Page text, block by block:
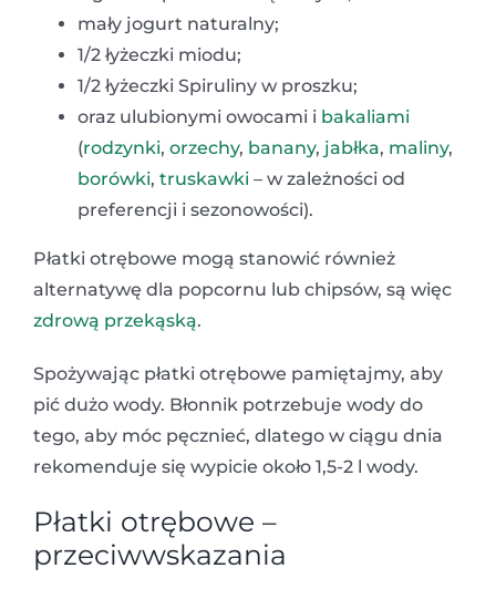
mały jogurt naturalny;
1/2 łyżeczki miodu;
1/2 łyżeczki Spiruliny w proszku;
oraz ulubionymi owocami i bakaliami
(rodzynki, orzechy, banany, jabłka, maliny,
borówki, truskawki – w zależności od
preferencji i sezonowości).
Płatki otrębowe mogą stanowić również
alternatywę dla popcornu lub chipsów, są więc
zdrową przekąską.
Spożywając płatki otrębowe pamiętajmy, aby
pić dużo wody. Błonnik potrzebuje wody do
tego, aby móc pęcznieć, dlatego w ciągu dnia
rekomenduje się wypicie około 1,5-2 l wody.
Płatki otrębowe –
przeciwwskazania